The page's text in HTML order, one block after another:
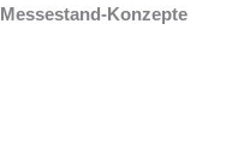
Konzepte